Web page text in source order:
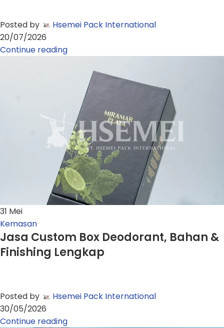
Posted by
Hsemei Pack International
20/07/2026
Continue reading
31 Mei
Kemasan
Jasa Custom Box Deodorant, Bahan &
Finishing Lengkap
Posted by
Hsemei Pack International
30/05/2026
Continue reading